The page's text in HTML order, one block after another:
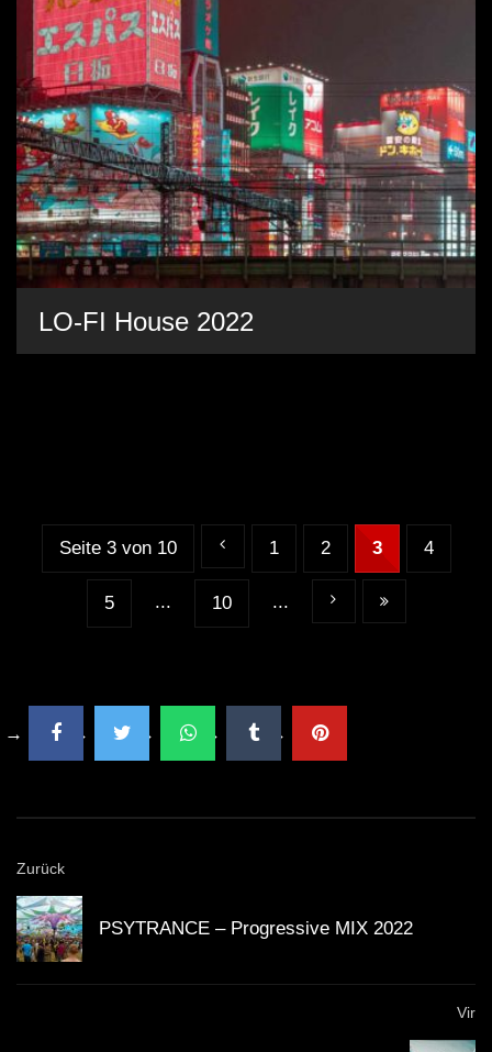
LO-FI House 2022
Seite 3 von 10 1 2 3 4
5 ... 10 ...
Zurück
PSYTRANCE – Progressive MIX 2022
Vir